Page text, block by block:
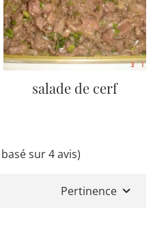
salade de cerf
basé sur 4 avis)
Pertinence